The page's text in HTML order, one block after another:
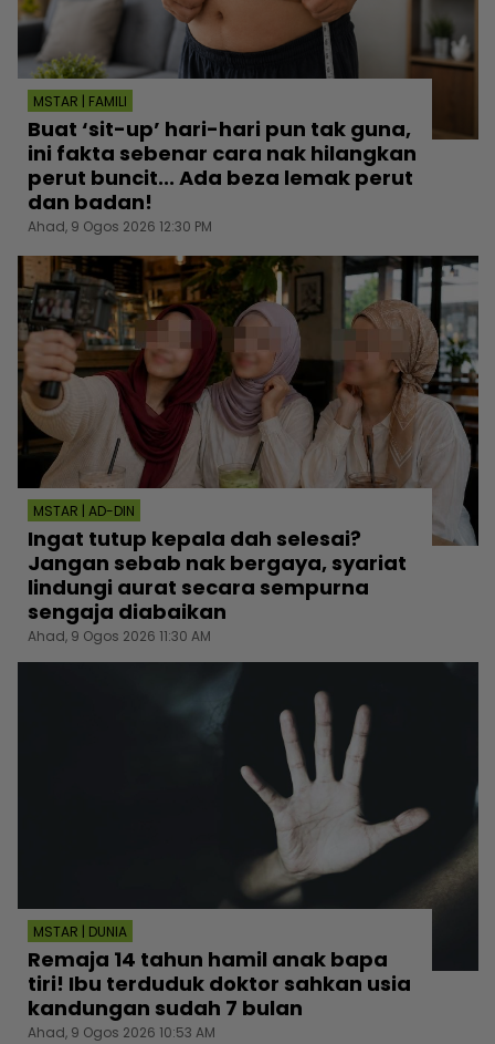
MSTAR | FAMILI
Buat ‘sit-up’ hari-hari pun tak guna,
ini fakta sebenar cara nak hilangkan
perut buncit... Ada beza lemak perut
dan badan!
Ahad, 9 Ogos 2026 12:30 PM
MSTAR | AD-DIN
Ingat tutup kepala dah selesai?
Jangan sebab nak bergaya, syariat
lindungi aurat secara sempurna
sengaja diabaikan
Ahad, 9 Ogos 2026 11:30 AM
MSTAR | DUNIA
Remaja 14 tahun hamil anak bapa
tiri! Ibu terduduk doktor sahkan usia
kandungan sudah 7 bulan
Ahad, 9 Ogos 2026 10:53 AM